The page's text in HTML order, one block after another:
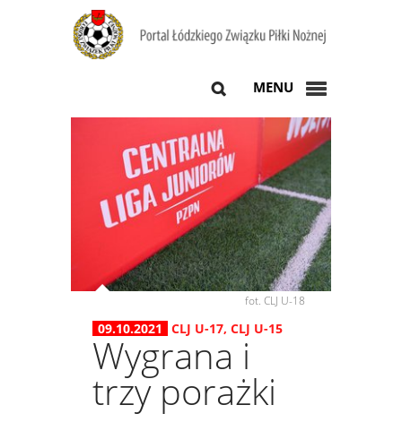
MENU
fot. CLJ U-18
09.10.2021 CLJ U-17, CLJ U-15
Wygrana i
trzy porażki